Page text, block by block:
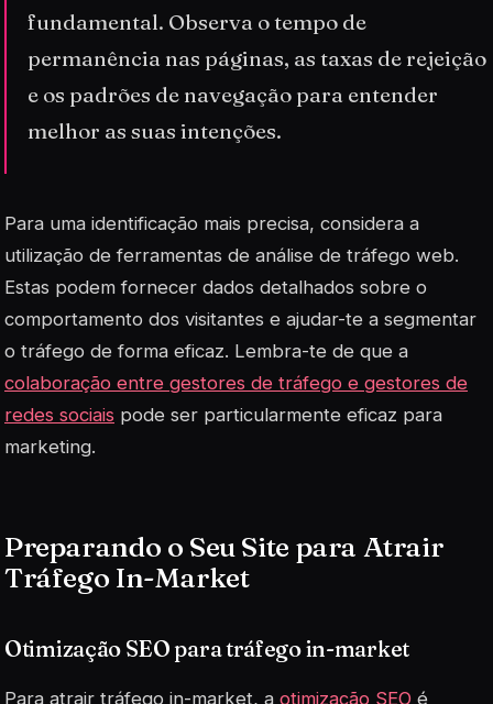
fundamental. Observa o tempo de
permanência nas páginas, as taxas de rejeição
e os padrões de navegação para entender
melhor as suas intenções.
Para uma identificação mais precisa, considera a
utilização de ferramentas de análise de tráfego web.
Estas podem fornecer dados detalhados sobre o
comportamento dos visitantes e ajudar-te a segmentar
o tráfego de forma eficaz. Lembra-te de que a
colaboração entre gestores de tráfego e gestores de
redes sociais pode ser particularmente eficaz para
marketing.
Preparando o Seu Site para Atrair
Tráfego In-Market
Otimização SEO para tráfego in-market
Para atrair tráfego in-market, a otimização SEO é